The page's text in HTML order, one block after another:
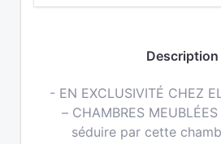
Description
- EN EXCLUSIVITÉ CHEZ
– CHAMBRES
séduire par cette